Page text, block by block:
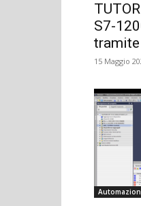
S7-
tramite
15 Maggio